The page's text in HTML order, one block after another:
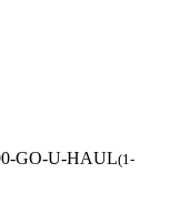
GO-U-HAUL(1-